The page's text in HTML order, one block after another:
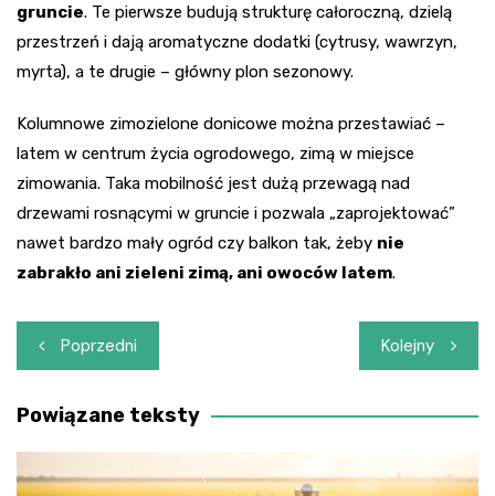
gruncie. Te pierwsze budują strukturę całoroczną, dzielą
przestrzeń i dają aromatyczne dodatki (cytrusy, wawrzyn,
myrta), a te drugie – główny plon sezonowy.
Kolumnowe zimozielone donicowe można przestawiać –
latem w centrum życia ogrodowego, zimą w miejsce
zimowania. Taka mobilność jest dużą przewagą nad
drzewami rosnącymi w gruncie i pozwala „zaprojektować”
nawet bardzo mały ogród czy balkon tak, żeby nie
zabrakło ani zieleni zimą, ani owoców latem.
Nawigacja
wpisu
Poprzedni Kolejny
Powiązane teksty